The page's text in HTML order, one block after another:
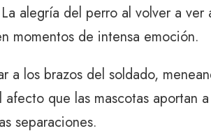
alegría del perro al volver a
momentos de intensa emoción.
a los brazos del soldado,
que las mascotas aportan
separaciones.